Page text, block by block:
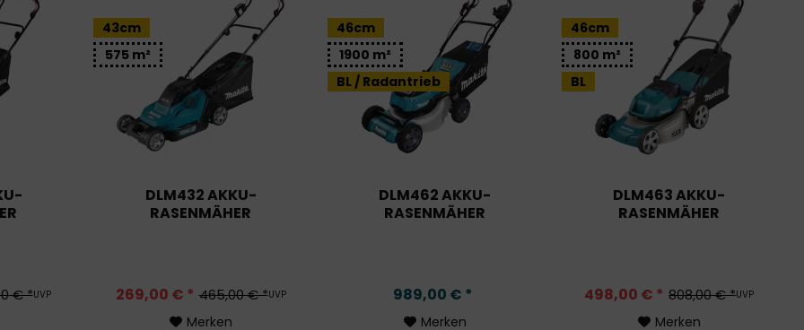
€ *UVP
43cm
575 m²
DLM432 AKKU-
RASENMÄHER
465,00 € *UVP
269,00 € *
Merken
46cm
1900 m²
BL / Radantrieb
DLM462 AKKU-
RASENMÄHER
989,00 € *
Merken
46cm
800 m²
BL
DLM463 AKKU-
RASENMÄHER
808,00 € *UVP
498,00 € *
Merken